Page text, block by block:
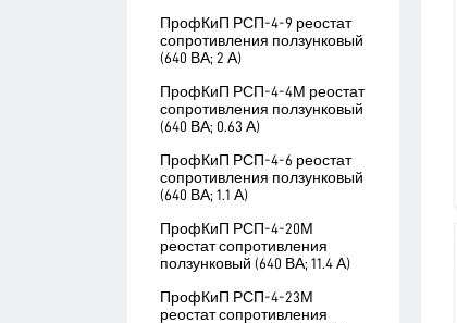
ПрофКиП РСП-4-9 реостат
сопротивления ползунковый
(640 ВА; 2 А)
ПрофКиП РСП-4-4М реостат
сопротивления ползунковый
(640 ВА; 0.63 А)
ПрофКиП РСП-4-6 реостат
сопротивления ползунковый
(640 ВА; 1.1 А)
ПрофКиП РСП-4-20М
реостат сопротивления
ползунковый (640 ВА; 11.4 А)
ПрофКиП РСП-4-23М
реостат сопротивления